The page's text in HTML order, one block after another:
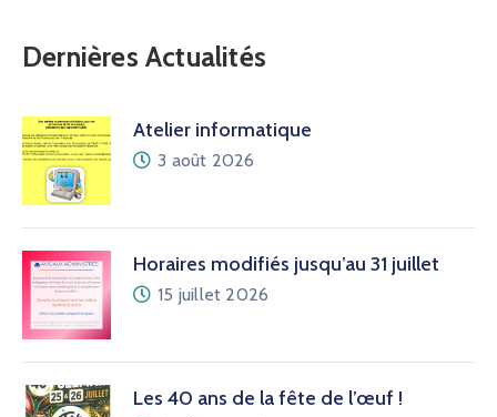
Dernières Actualités
Atelier informatique
3 août 2026
Horaires modifiés jusqu’au 31 juillet
15 juillet 2026
Les 40 ans de la fête de l’œuf !